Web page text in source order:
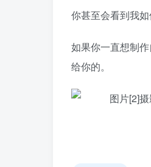
你甚至会看到我
如果你一直想制
给你的。